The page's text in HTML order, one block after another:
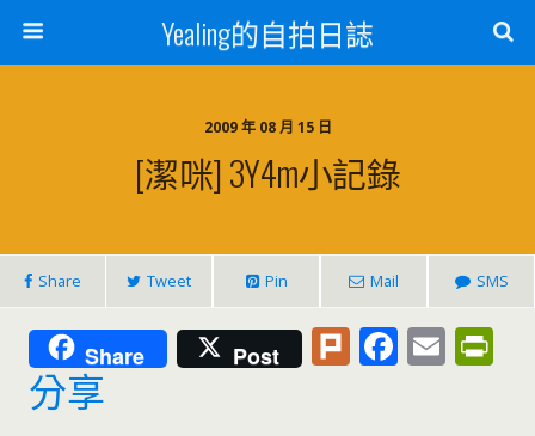
Yealing的自拍日誌
2009 年 08 月 15 日
[潔咪] 3Y4m小記錄
Share Tweet Pin Mail SMS
Share Post Pl F E
分享